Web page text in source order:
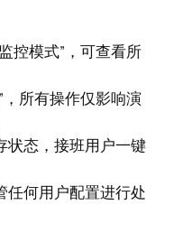
控模式”，可查看所
所有操作仅影响演
状态，接班用户一键
任何用户配置进行处